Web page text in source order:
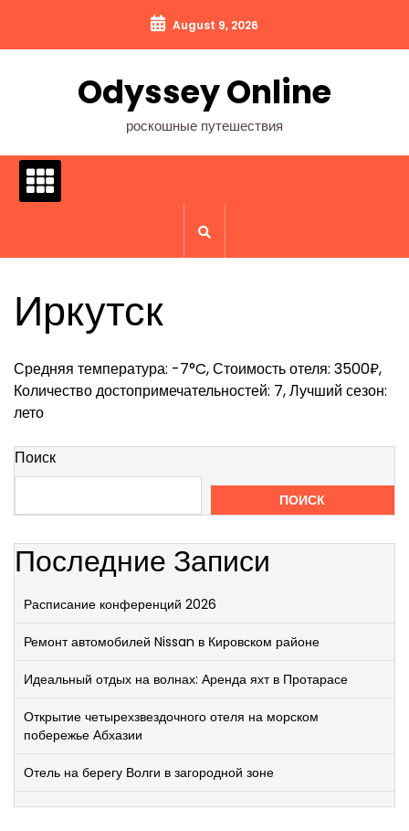
содержимому
August 9, 2026
Odyssey Online
роскошные путешествия
Иркутск
Средняя температура: -7°C, Стоимость отеля: 3500₽,
Количество достопримечательностей: 7, Лучший сезон:
лето
Поиск
ПОИСК
Последние Записи
Расписание конференций 2026
Ремонт автомобилей Nissan в Кировском районе
Идеальный отдых на волнах: Аренда яхт в Протарасе
Открытие четырехзвездочного отеля на морском
побережье Абхазии
Отель на берегу Волги в загородной зоне